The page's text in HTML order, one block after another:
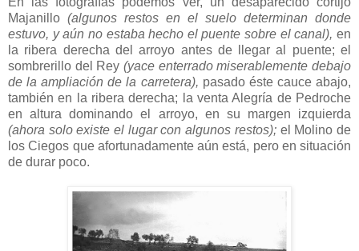
Majanillo (algunos restos en el suelo determinan donde
estuvo, y aún no estaba hecho el puente sobre el canal), en
la ribera derecha del arroyo antes de llegar al puente; el
sombrerillo del Rey (yace enterrado miserablemente debajo
de la ampliación de la carretera), pasado éste cauce abajo,
también en la ribera derecha; la venta Alegría de Pedroche
en altura dominando el arroyo, en su margen izquierda
(ahora solo existe el lugar con algunos restos);el Molino de
los Ciegos que afortunadamente aún está, pero en situación
de durar poco.